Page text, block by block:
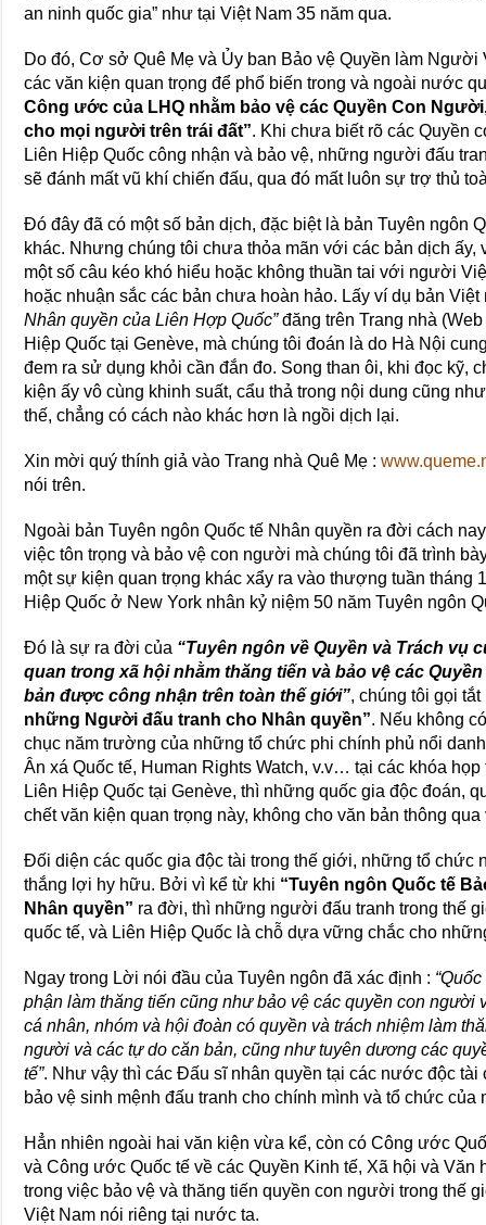
an ninh quốc gia” như tại Việt Nam 35 năm qua.
Do đó, Cơ sở Quê Mẹ và Ủy ban Bảo vệ Quyền làm Người
các văn kiện quan trọng để phổ biến trong và ngoài nước
Công ước của LHQ nhằm bảo vệ các Quyền Con
cho mọi người trên trái đất”. Khi chưa biết rõ các Quyền
Liên Hiệp Quốc công nhận và bảo vệ, những người đấu
sẽ đánh mất vũ khí chiến đấu, qua đó mất luôn sự trợ thủ
Đó đây đã có một số bản dịch, đặc biệt là bản Tuyên ngôn
khác. Nhưng chúng tôi chưa thỏa mãn với các bản dịch ấy,
một số câu kéo khó hiểu hoặc không thuần tai với người
hoặc nhuận sắc các bản chưa hoàn hảo. Lấy ví dụ bản
Nhân quyền của Liên Hợp Quốc”đăng trên Trang nhà
Hiệp Quốc tại Genève, mà chúng tôi đoán là do Hà Nội
đem ra sử dụng khỏi cần đắn đo. Song than ôi, khi đọc kỹ,
kiện ấy vô cùng khinh suất, cẩu thả trong nội dung cũng
thế, chẳng có cách nào khác hơn là ngồi dịch lại.
Xin mời quý thính giả vào Trang nhà Quê Mẹ :
nói trên.
Ngoài bản Tuyên ngôn Quốc tế Nhân quyền ra đời cách
việc tôn trọng và bảo vệ con người mà chúng tôi đã trình
một sự kiện quan trọng khác xẩy ra vào thượng tuần tháng
Hiệp Quốc ở New York nhân kỷ niệm 50 năm Tuyên ngôn
Đó là sự ra đời của “Tuyên ngôn về Quyền và Trách vụ
quan trong xã hội nhằm thăng tiến và bảo vệ các
bản được công nhận trên toàn thế giới”, chúng tôi gọi
những Người đấu tranh cho Nhân quyền”. Nếu không
chục năm trường của những tổ chức phi chính phủ nổi
Ân xá Quốc tế, Human Rights Watch, v.v… tại các khóa
Liên Hiệp Quốc tại Genève, thì những quốc gia độc đoán,
chết văn kiện quan trọng này, không cho văn bản thông
Đối diện các quốc gia độc tài trong thế giới, những tổ chức
thắng lợi hy hữu. Bởi vì kể từ khi “Tuyên ngôn Quốc tế
Nhân quyền” ra đời, thì những người đấu tranh trong thế
quốc tế, và Liên Hiệp Quốc là chỗ dựa vững chắc cho
Ngay trong Lời nói đầu của Tuyên ngôn đã xác định :
phận làm thăng tiến cũng như bảo vệ các quyền con người
cá nhân, nhóm và hội đoàn có quyền và trách nhiệm làm
người và các tự do căn bản, cũng như tuyên dương các
tế”. Như vậy thì các Đấu sĩ nhân quyền tại các nước độc tài
bảo vệ sinh mệnh đấu tranh cho chính mình và tổ chức của
Hẳn nhiên ngoài hai văn kiện vừa kể, còn có Công ước
và Công ước Quốc tế về các Quyền Kinh tế, Xã hội và Văn
trong việc bảo vệ và thăng tiến quyền con người trong thế
Việt Nam nói riêng tại nước ta.